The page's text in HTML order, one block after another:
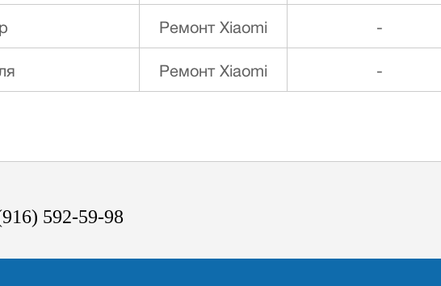
Ремонт Xiaomi -
Ремонт Xiaomi -
592-59-98